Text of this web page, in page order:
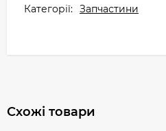
Категорії: Запчастини
Схожі товари